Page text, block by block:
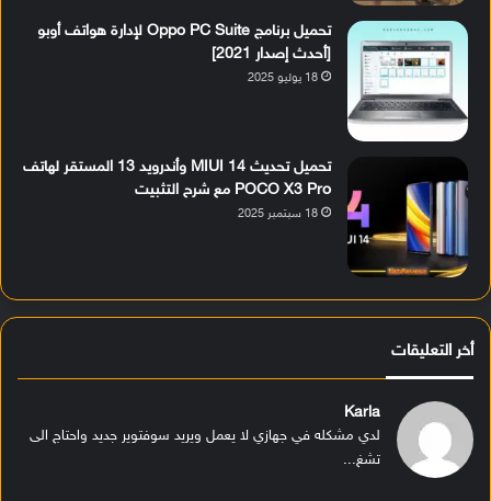
تحميل برنامج Oppo PC Suite لإدارة هواتف أوبو
[أحدث إصدار 2021]
18 يوليو 2025
تحميل تحديث MIUI 14 وأندرويد 13 المستقر لهاتف
POCO X3 Pro مع شرح التثبيت
18 سبتمبر 2025
أخر التعليقات
Karla
لدي مشكله في جهازي لا يعمل ويريد سوفتوير جديد واحتاج الى
تشغ...